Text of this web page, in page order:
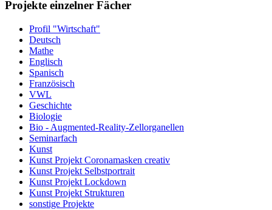
Projekte einzelner Fächer
Profil "Wirtschaft"
Deutsch
Mathe
Englisch
Spanisch
Französisch
VWL
Geschichte
Biologie
Bio - Augmented-Reality-Zellorganellen
Seminarfach
Kunst
Kunst Projekt Coronamasken creativ
Kunst Projekt Selbstportrait
Kunst Projekt Lockdown
Kunst Projekt Strukturen
sonstige Projekte